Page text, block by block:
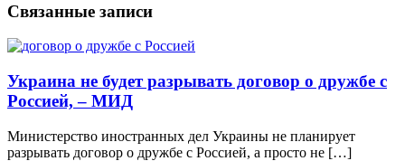
Связанные записи
Украина не будет разрывать договор о дружбе с
Россией, – МИД
Министерство иностранных дел Украины не планирует
разрывать договор о дружбе с Россией, а просто не […]